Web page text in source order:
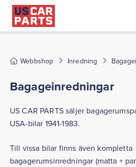
Webbshop Inredning
Bagageinredningar
US CAR PARTS säljer
USA-bilar 1941-1983.
Till vissa bilar finns även kompletta
bagagerumsinredningar (matta +